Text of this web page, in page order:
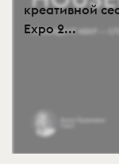
креативной
Expo 2...